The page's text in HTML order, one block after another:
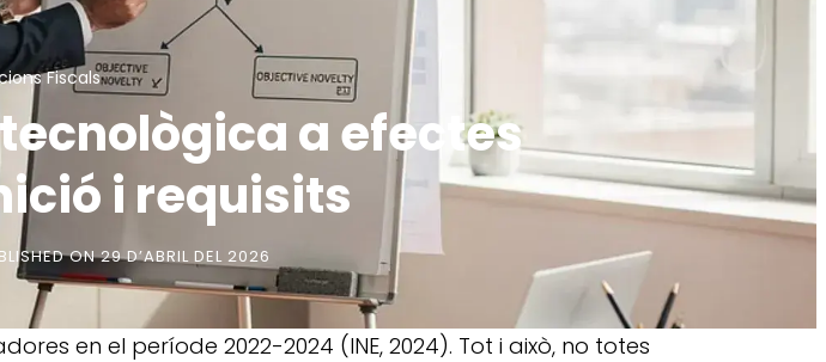
Fiscals
a efectes
i requisits
ON 29 D’ABRIL DEL 2026
en el període 2022-2024 (INE, 2024). Tot i això, no totes